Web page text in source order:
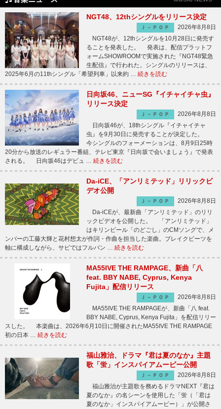
NGT48、12thシングルをリリース決定
Ｊ－ＰＯＰ
2026年8月8日
NGT48が、12thシングルを10月28日に発売す
ることを発表した。 発表は、配信プラットフ
ォームSHOWROOMで実施された『NGT48緊急
生配信』で行われた。シングルのリリースは、
2025年6月の11thシングル「希望列車」以来約 … 続きを読む
日向坂46、ニューSG『イチャイチャ虫』
リリース決定
Ｊ－ＰＯＰ
2026年8月8日
日向坂46が、18thシングル『イチャイチャ
虫』を9月30日に発売することが決定した。
今シングルのフォーメーションは、8月9日25時
20分から放送のレギュラー番組、テレビ東京『日向坂で会いましょう』で発表
される。 日向坂46はデビュ … 続きを読む
Da-iCE、「アンリミテッド」リリックビ
デオ公開
Ｊ－ＰＯＰ
2026年8月8日
Da-iCEが、最新曲「アンリミテッド」のリリ
ックビデオを公開した。 「アンリミテッド」
はキリンビール「のどごし」のCMソングで、メ
ンバーの工藤大輝と花村想太が作詞・作曲を担当した楽曲。ブレイクビーツを
軸に構成しながら、サビではフルバン … 続きを読む
MA55IVE THE RAMPAGE、新曲「八
feat. BBY NABE, Cyprus, Kenya
Fujita」配信リリース
Ｊ－ＰＯＰ
2026年8月8日
MA55IVE THE RAMPAGEが、新曲「八 feat.
BBY NABE, Cyprus, Kenya Fujita」を配信リリー
スした。 本楽曲は、2026年6月10日に開催されたMA55IVE THE RAMPAGE
初の日本 … 続きを読む
福山雅治、ドラマ『君は夏のなか』主題
歌「蛍」インスパイアムービー公開
Ｊ－ＰＯＰ
2026年8月8日
福山雅治が主題歌を務めるドラマNEXT『君は
夏のなか』の名シーンを使用した「蛍（「君は
夏のなか」インスパイアムービー）」が公開さ